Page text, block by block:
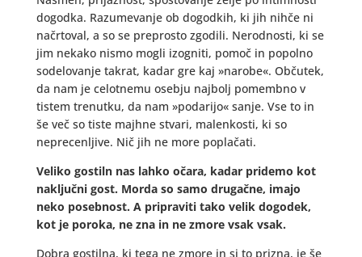
dogodka. Razumevanje ob dogodkih, ki jih nihče ni
načrtoval, a so se preprosto zgodili. Nerodnosti, ki se
jim nekako nismo mogli izogniti, pomoč in popolno
sodelovanje takrat, kadar gre kaj »narobe«. Občutek,
da nam je celotnemu osebju najbolj pomembno v
tistem trenutku, da nam »podarijo« sanje. Vse to in
še več so tiste majhne stvari, malenkosti, ki so
neprecenljive. Nič jih ne more poplačati.
Veliko gostiln nas lahko očara, kadar pridemo kot
naključni gost. Morda so samo drugačne, imajo
neko posebnost. A pripraviti tako velik dogodek,
kot je poroka, ne zna in ne zmore vsak vsak.
Dobra gostilna, ki tega ne zmore in si to prizna, je še